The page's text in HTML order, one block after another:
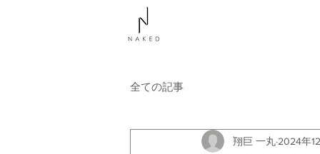
全ての記事
翔巨 一丸 2024年